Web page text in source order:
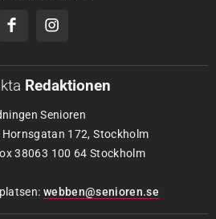
Redaktionen
Senioren
Hornsgatan 172, Stockholm
38063 100 64 Stockholm
webben@senioren.se